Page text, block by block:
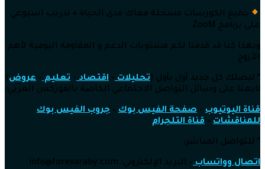
جميع الكورسات مسجلة معاك مدى الحياة + تدريب اسبوعي
على برنامج ZooM
وبهذا كنا قد قدمنا لكم مستويات الدعم و المقاومة اليومية لأهم
الأزوج
* ليصلك كل جديد أول بأول (تحليلات– اقتصاد– تعليم– عروض)
تابعنا على وسائل التواصل الاجتماعي الخاصة بالفوركس العربي:
قناة اليوتيوب – صفحة الفيس بوك – جروب الفيس بوك
للمناقشات – قناة التلجرام
* للتواصل المباشر:
اتصال وواتساب– البريد الإلكتروني: info @forexaraby.com